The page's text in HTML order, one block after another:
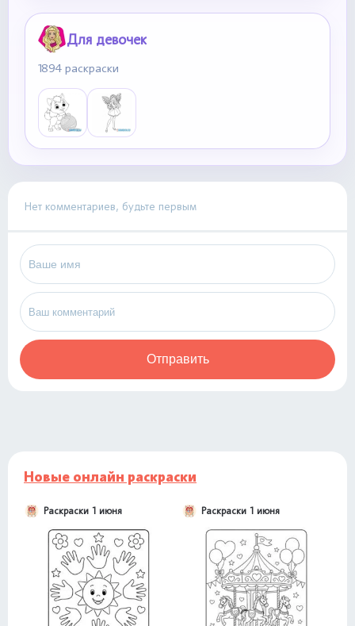
Для девочек
1894 раскраски
Нет комментариев, будьте первым
Отправить
Новые онлайн раскраски
Раскраски 1 июня Раскраски 1 июня